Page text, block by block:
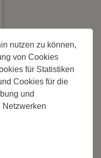
nutzen zu können,
von Cookies
für Statistiken
Cookies für die
und
Netzwerken
636 00026 - Classement 5
mai 2026 – 244 Stellplätze
Webmaster